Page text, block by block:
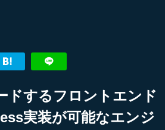
ドするフロントエンド
実装が可能なエンジ